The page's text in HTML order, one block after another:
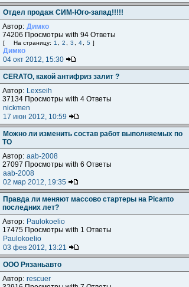
Отдел продаж СИМ-Юго-запад!!!!!
Автор: Димко
74206 Просмотры with 94 Ответы
[ На страницу: 1 2 3 4 5 ]
Димко
04 окт 2012, 15:30
CERATO, какой антифриз залит ?
Автор: Lexseih
37134 Просмотры with 4 Ответы
nickmen
17 июн 2012, 10:59
Можно ли изменить состав работ выполняемых по
ТО
Автор: aab-2008
27097 Просмотры with 6 Ответы
aab-2008
02 мар 2012, 19:35
Правда ли меняют массово стартеры на Picanto
последних лет?
Автор: Paulokoelio
17475 Просмотры with 1 Ответы
Paulokoelio
03 фев 2012, 13:21
OOO Рязаньавто
Автор: rescuer